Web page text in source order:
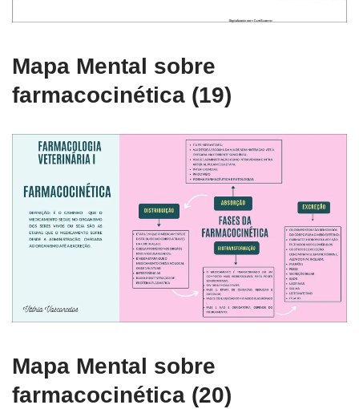
Mapa Mental sobre
farmacocinética (19)
Mapa Mental sobre
farmacocinética (20)